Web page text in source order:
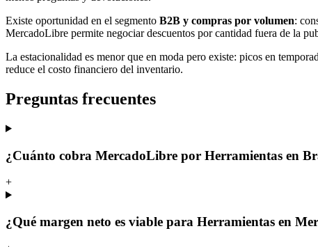
Existe oportunidad en el segmento B2B y compras por volumen:
MercadoLibre permite negociar descuentos por cantidad fuera de la
La estacionalidad es menor que en moda pero existe: picos en
reduce el costo financiero del inventario.
Preguntas frecuentes
¿Cuánto cobra MercadoLibre por Herramientas en
+
¿Qué margen neto es viable para Herramientas en